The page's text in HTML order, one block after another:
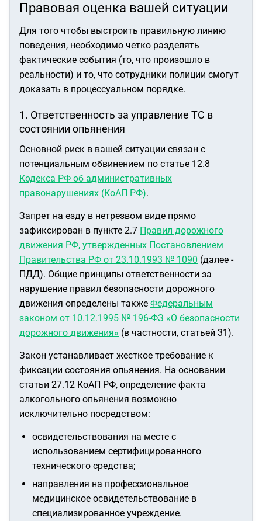
Правовая оценка вашей ситуации
Для того чтобы выстроить правильную линию
поведения, необходимо четко разделять
фактические события (то, что произошло в
реальности) и то, что сотрудники полиции смогут
доказать в процессуальном порядке.
1. Ответственность за управление ТС в
состоянии опьянения
Основной риск в вашей ситуации связан с
потенциальным обвинением по статье 12.8
Кодекса РФ об административных
правонарушениях (КоАП РФ).
Запрет на езду в нетрезвом виде прямо
зафиксирован в пункте 2.7 Правил дорожного
движения РФ, утвержденных Постановлением
Правительства РФ от 23.10.1993 № 1090 (далее -
ПДД). Общие принципы ответственности за
нарушение правил безопасности дорожного
движения определены также Федеральным
законом от 10.12.1995 № 196-ФЗ «О безопасности
дорожного движения» (в частности, статьей 31).
Закон устанавливает жесткое требование к
фиксации состояния опьянения. На основании
статьи 27.12 КоАП РФ, определение факта
алкогольного опьянения возможно
исключительно посредством:
освидетельствования на месте с
использованием сертифицированного
технического средства;
направления на профессиональное
медицинское освидетельствование в
специализированное учреждение.